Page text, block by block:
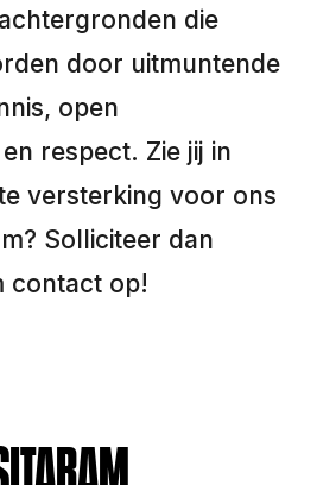
die
door uitmuntende
open
respect. Zie jij in
versterking voor ons
Solliciteer dan
contact op!